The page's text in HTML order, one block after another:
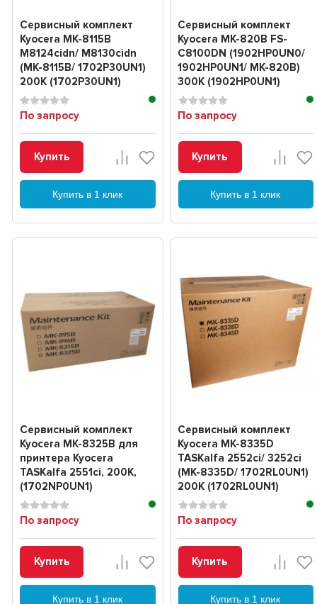
Сервисный комплект
Kyocera MK-8115B
M8124cidn/ M8130cidn
(MK-8115B/ 1702P30UN1)
200K (1702P30UN1)
По запросу
Купить
Купить в 1 клик
Сервисный комплект
Kyocera MK-820B FS-
C8100DN (1902HP0UN0/
1902HP0UN1/ MK-820B)
300K (1902HP0UN1)
По запросу
Купить
Купить в 1 клик
Сервисный комплект
Kyocera MK-8325B для
принтера Kyocera
TASKalfa 2551ci, 200K,
(1702NP0UN1)
По запросу
Купить
Купить в 1 клик
Сервисный комплект
Kyocera MK-8335D
TASKalfa 2552ci/ 3252ci
(MK-8335D/ 1702RL0UN1)
200K (1702RL0UN1)
По запросу
Купить
Купить в 1 клик